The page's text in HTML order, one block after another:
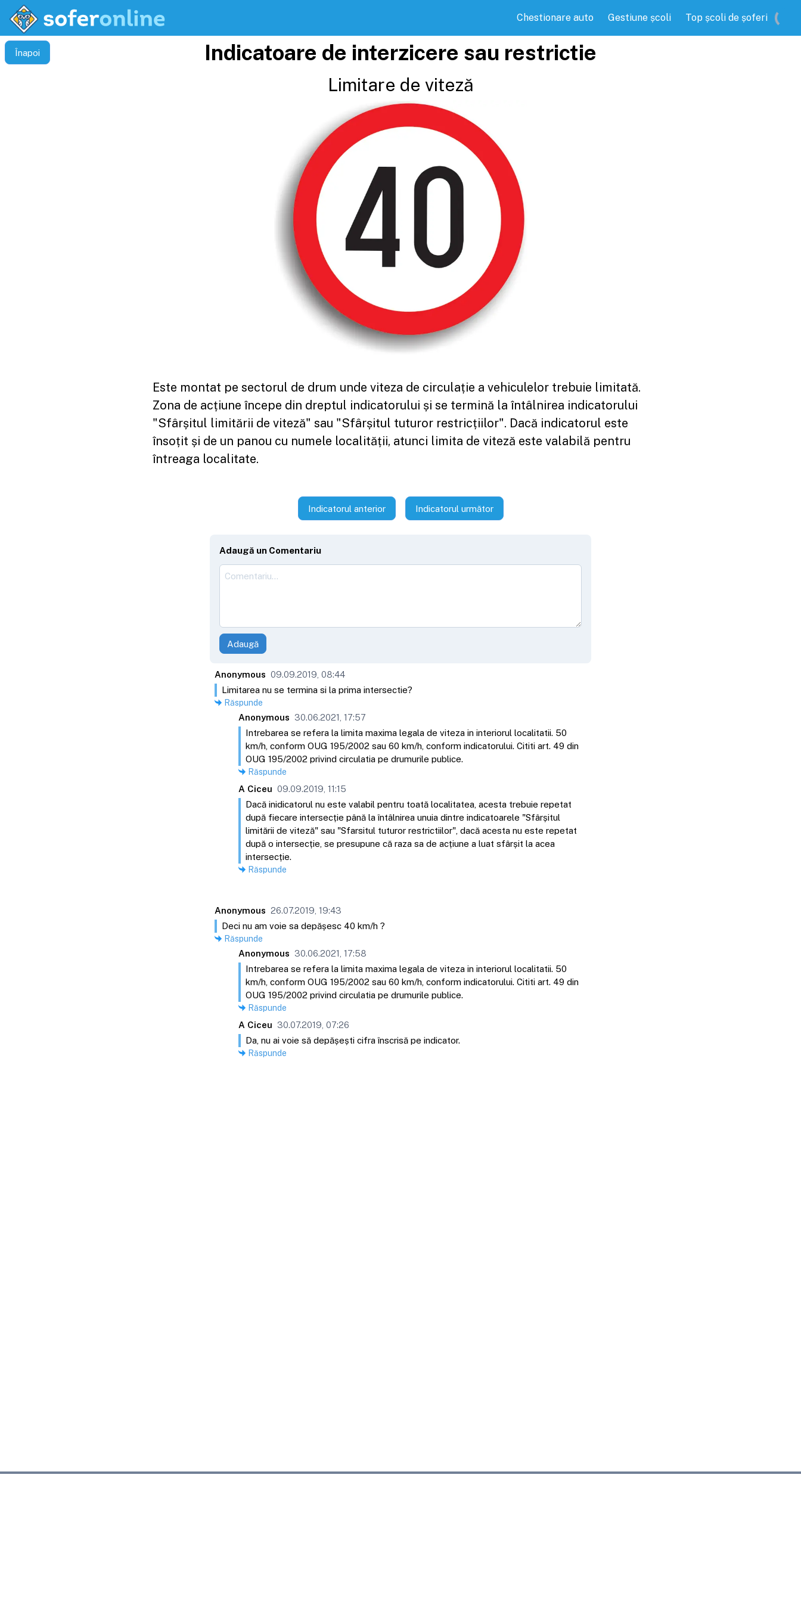
Chestionare auto Gestiune școli Top școli de șoferi
Înapoi Indicatoare de interzicere sau restrictie
Limitare de viteză
Este montat pe sectorul de drum unde viteza de circulație a vehiculelor trebuie limitată.
Zona de acțiune începe din dreptul indicatorului și se termină la întâlnirea indicatorului
"Sfârșitul limitării de viteză" sau "Sfârșitul tuturor restricțiilor". Dacă indicatorul este
însoțit și de un panou cu numele localității, atunci limita de viteză este valabilă pentru
întreaga localitate.
Indicatorul anterior Indicatorul următor
Adaugă un Comentariu
Adaugă
Anonymous 09.09.2019, 08:44
Limitarea nu se termina si la prima intersectie?
Răspunde
Anonymous 30.06.2021, 17:57
Intrebarea se refera la limita maxima legala de viteza in interiorul localitatii. 50
km/h, conform OUG 195/2002 sau 60 km/h, conform indicatorului. Cititi art. 49 din
OUG 195/2002 privind circulatia pe drumurile publice.
Răspunde
A Ciceu 09.09.2019, 11:15
Dacă inidicatorul nu este valabil pentru toată localitatea, acesta trebuie repetat
după fiecare intersecție până la întâlnirea unuia dintre indicatoarele "Sfârșitul
limitării de viteză" sau "Sfarsitul tuturor restrictiilor", dacă acesta nu este repetat
după o intersecție, se presupune că raza sa de acțiune a luat sfârșit la acea
intersecție.
Răspunde
Anonymous 26.07.2019, 19:43
Deci nu am voie sa depășesc 40 km/h ?
Răspunde
Anonymous 30.06.2021, 17:58
Intrebarea se refera la limita maxima legala de viteza in interiorul localitatii. 50
km/h, conform OUG 195/2002 sau 60 km/h, conform indicatorului. Cititi art. 49 din
OUG 195/2002 privind circulatia pe drumurile publice.
Răspunde
A Ciceu 30.07.2019, 07:26
Da, nu ai voie să depășești cifra înscrisă pe indicator.
Răspunde